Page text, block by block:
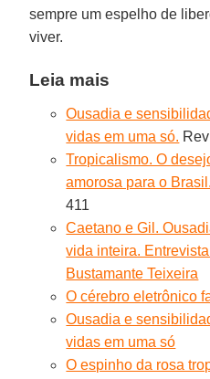
sempre um espelho de
viver.
Leia mais
Ousadia e
vidas em uma só.
Tropicalismo. O
amorosa para o Brasil.
411
Caetano e Gil.
vida inteira.
Bustamante Teixeira
O cérebro eletrônico
Ousadia e
vidas em uma só
O espinho da rosa